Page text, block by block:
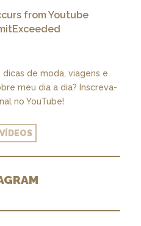
from Youtube
de moda, viagens e
meu dia a dia? Inscreva-
no YouTube!